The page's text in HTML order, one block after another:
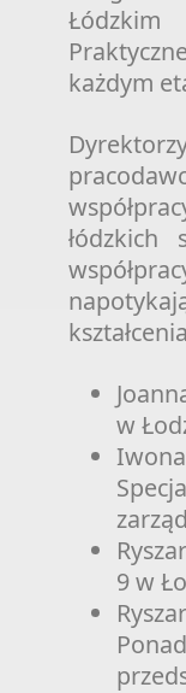
Łódzkim
każdym
łódzkich
w
9 w